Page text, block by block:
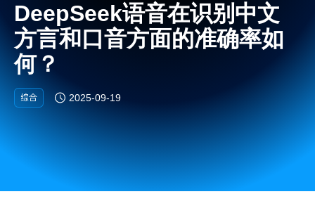
DeepSeek语音在识别中文
方言和口音方面的准确率如
何？
综合 2025-09-19